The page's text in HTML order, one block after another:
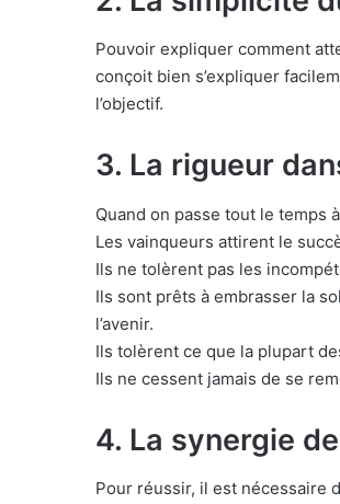
Pouvoir expliquer comment
conçoit bien s’expliquer
l’objectif.
3. La rigueur
Quand on passe tout le temps
Les vainqueurs attirent le
Ils ne tolèrent pas les
Ils sont prêts à embrasser la
l’avenir.
Ils tolèrent ce que la plupart
Ils ne cessent jamais de se
4. La synergie
Pour réussir, il est nécessaire